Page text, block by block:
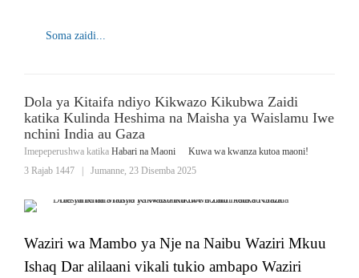
Soma zaidi...
Dola ya Kitaifa ndiyo Kikwazo Kikubwa Zaidi
katika Kulinda Heshima na Maisha ya Waislamu Iwe
nchini India au Gaza
Imepeperushwa katika Habari na Maoni
Kuwa wa kwanza kutoa maoni!
3 Rajab 1447
Jumanne, 23 Disemba 2025
Waziri wa Mambo ya Nje na Naibu Waziri Mkuu
Ishaq Dar alilaani vikali tukio ambapo Waziri